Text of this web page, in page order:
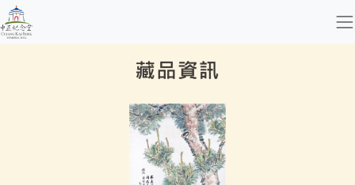
跳到主要內容
國立中正紀念堂管理處
網頁導覽